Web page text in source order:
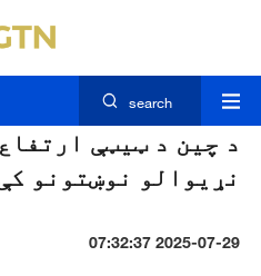
search
د چين د ټيټې
نړيوالو نوښتونو
2025-07-29 07:32:37